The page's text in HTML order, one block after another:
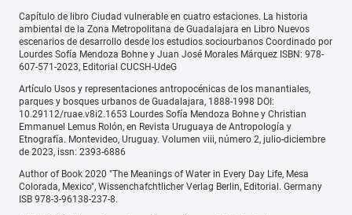
Capítulo de libro Ciudad vulnerable en cuatro estaciones. La historia
ambiental de la Zona Metropolitana de Guadalajara en Libro Nuevos
escenarios de desarrollo desde los estudios sociourbanos Coordinado por
Lourdes Sofía Mendoza Bohne y Juan José Morales Márquez ISBN: 978-
607-571-2023, Editorial CUCSH-UdeG
Artículo Usos y representaciones antropocénicas de los manantiales,
parques y bosques urbanos de Guadalajara, 1888-1998 DOI:
10.29112/ruae.v8i2.1653 Lourdes Sofía Mendoza Bohne y Christian
Emmanuel Lemus Rolón, en Revista Uruguaya de Antropología y
Etnografía. Montevideo, Uruguay. Volumen viii, número 2, julio-diciembre
de 2023, issn: 2393-6886
Author of Book 2020 "The Meanings of Water in Every Day Life, Mesa
Colorada, Mexico", Wissenchafchtlicher Verlag Berlin, Editorial. Germany
ISB 978-3-96138-237-8.